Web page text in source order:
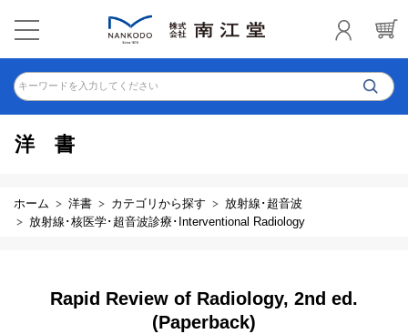
キーワードを入力してください
洋書
ホーム 洋書 カテゴリから探す
放射線･超音波
放射線･核医学･超音波診療･Interventional Radiology
Rapid Review of Radiology, 2nd ed.
(Paperback)